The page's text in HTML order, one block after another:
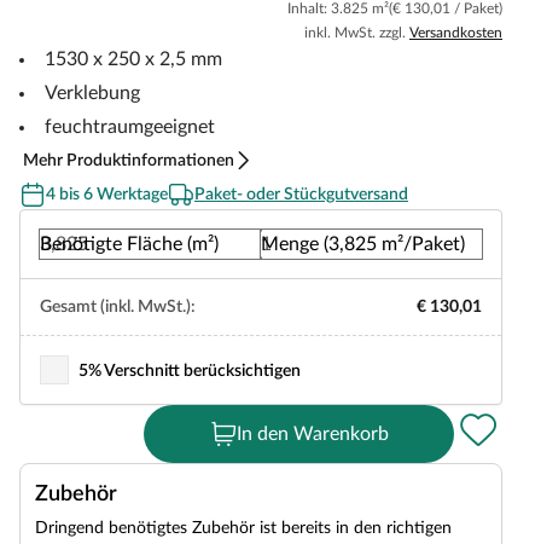
Inhalt: 3.825 m²(€ 130,01 / Paket)
inkl. MwSt. zzgl. Versandkosten
1530 x 250 x 2,5 mm
Verklebung
feuchtraumgeeignet
Mehr Produktinformationen
4 bis 6 Werktage
Paket- oder Stückgutversand
Benötigte Fläche (m²) Menge (3,825 m²/Paket)
Gesamt (inkl. MwSt.): € 130,01
5% Verschnitt berücksichtigen
In den Warenkorb
Zubehör
Dringend benötigtes Zubehör ist bereits in den richtigen